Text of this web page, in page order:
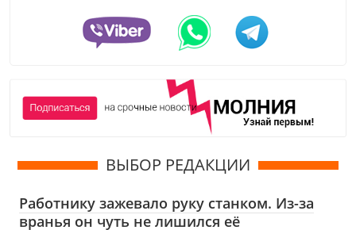
ВЫБОР РЕДАКЦИИ
Работнику зажевало руку станком. Из-за
вранья он чуть не лишился её